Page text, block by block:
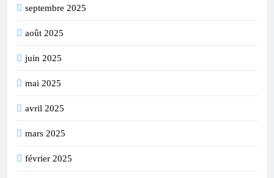
septembre 2025
août 2025
juin 2025
mai 2025
avril 2025
mars 2025
février 2025